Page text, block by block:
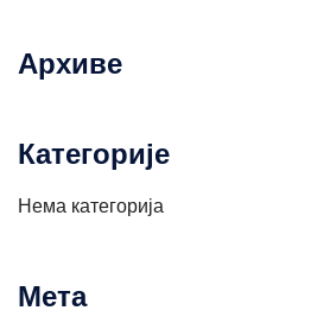
Архиве
Категорије
Нема категорија
Мета